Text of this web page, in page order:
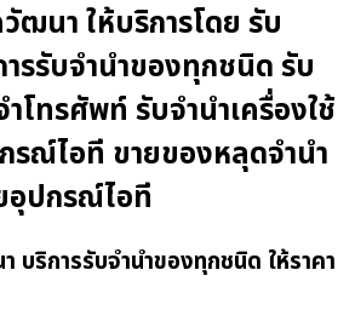
ฒนา ให้บริการโดย รับ
รรับจำนำของทุกชนิด รับ
โทรศัพท์ รับจำนำเครื่องใช้
รณ์ไอที ขายของหลุดจำนำ
อุปกรณ์ไอที
บริการรับจำนำของทุกชนิด ให้ราคา